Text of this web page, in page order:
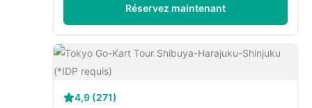
Réservez maintenant
4,9 (271)